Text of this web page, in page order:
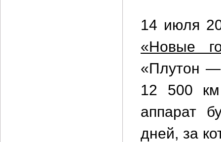
14 июля
«Новые
«Плутон —
12 500
аппарат
дней, за